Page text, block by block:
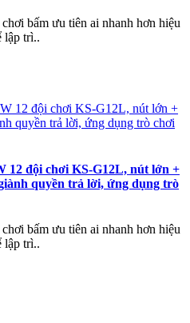
bấm ưu tiên ai nhanh hơn hiệu
lập trì..
12 đội chơi KS-G12L, nút lớn +
quyền trả lời, ứng dụng trò
bấm ưu tiên ai nhanh hơn hiệu
lập trì..